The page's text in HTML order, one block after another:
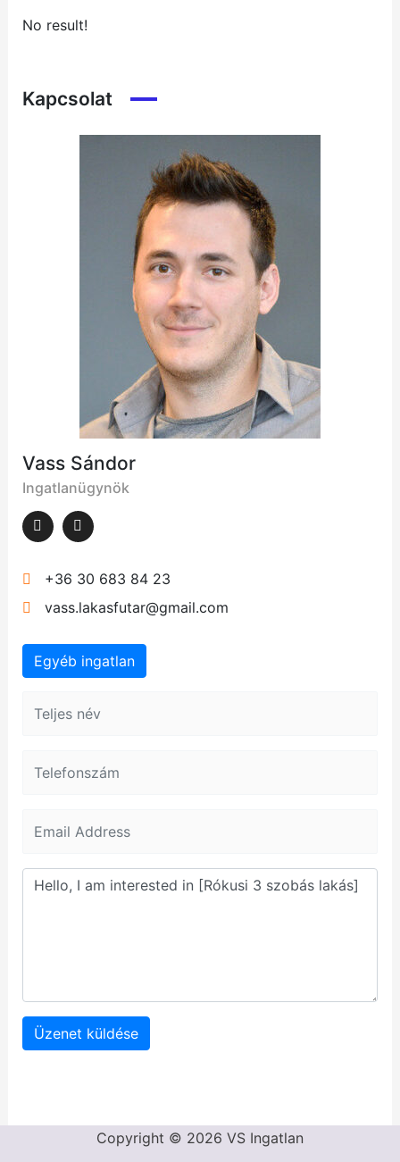
No result!
Kapcsolat
Vass Sándor
Ingatlanügynök
+36 30 683 84 23
vass.lakasfutar@gmail.com
Egyéb ingatlan
Üzenet küldése
Copyright © 2026 VS Ingatlan